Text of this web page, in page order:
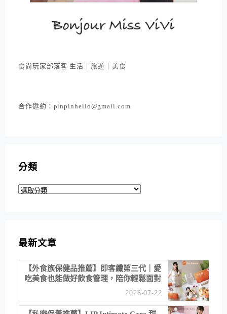
食尚玩家部落客 生活｜旅遊｜美食
合作邀約：pinpinhello@gmail.com
分類
分
最新文章
【外食族保健品推薦】即客纖第三代｜愛
吃美食也能做好飲食管理，陪你輕鬆面對
2026-07-22